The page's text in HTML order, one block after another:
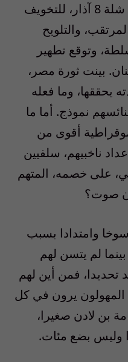
رفعها البعض في لبنان، من شلة 8 آذار، للتخويف
والتلويح
وتوقع تطهير
بينت ثورة مصر،
يحققها، وما فعله
نموذج. أما ما
أقوى من
ناخبيهم، سلفيين
على خصمه، المتهم
صوت؟
وامتدادا بسبب
لم يتسن لهم
تحديدا، فمن أين لهم
المهولون يرون في كل
بن لادن صغيرا،
وليس بضع مئات.